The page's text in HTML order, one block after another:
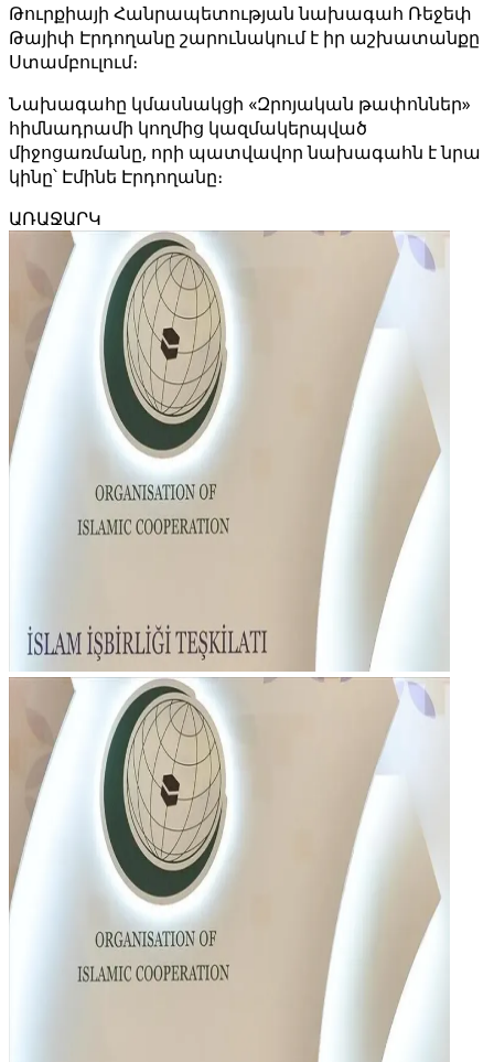
Թուրքիայի Հանրապետության նախագահ Ռեջեփ
Թայիփ Էրդողանը շարունակում է իր աշխատանքը
Ստամբուլում։
Նախագահը կմասնակցի «Զրոյական թափոններ»
հիմնադրամի կողմից կազմակերպված
միջոցառմանը, որի պատվավոր նախագահն է նրա
կինը՝ Էմինե Էրդողանը։
ԱՌԱՋԱՐԿ